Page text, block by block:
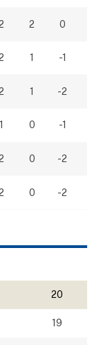
2 0
1 -1
1 -2
1 0 -1
0 -2
0 -2
20
19